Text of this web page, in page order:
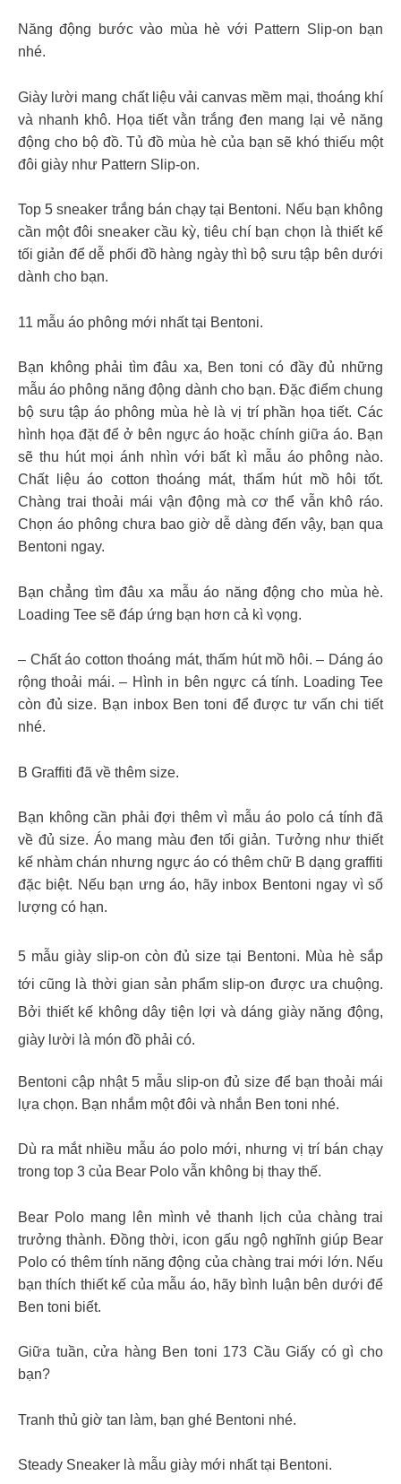
Năng động bước vào mùa hè với Pattern Slip-on bạn
nhé.
Giày lười mang chất liệu vải canvas mềm mại, thoáng khí
và nhanh khô. Họa tiết vằn trắng đen mang lại vẻ năng
động cho bộ đồ. Tủ đồ mùa hè của bạn sẽ khó thiếu một
đôi giày như Pattern Slip-on.
Top 5 sneaker trắng bán chạy tại Bentoni. Nếu bạn không
cần một đôi sneaker cầu kỳ, tiêu chí bạn chọn là thiết kế
tối giản để dễ phối đồ hàng ngày thì bộ sưu tập bên dưới
dành cho bạn.
11 mẫu áo phông mới nhất tại Bentoni.
Bạn không phải tìm đâu xa, Ben toni có đầy đủ những
mẫu áo phông năng động dành cho bạn. Đặc điểm chung
bộ sưu tập áo phông mùa hè là vị trí phần họa tiết. Các
hình họa đặt để ở bên ngực áo hoặc chính giữa áo. Bạn
sẽ thu hút mọi ánh nhìn với bất kì mẫu áo phông nào.
Chất liệu áo cotton thoáng mát, thấm hút mồ hôi tốt.
Chàng trai thoải mái vận động mà cơ thể vẫn khô ráo.
Chọn áo phông chưa bao giờ dễ dàng đến vậy, bạn qua
Bentoni ngay.
Bạn chẳng tìm đâu xa mẫu áo năng động cho mùa hè.
Loading Tee sẽ đáp ứng bạn hơn cả kì vọng.
– Chất áo cotton thoáng mát, thấm hút mồ hôi. – Dáng áo
rộng thoải mái. – Hình in bên ngực cá tính. Loading Tee
còn đủ size. Bạn inbox Ben toni để được tư vấn chi tiết
nhé.
B Graffiti đã về thêm size.
Bạn không cần phải đợi thêm vì mẫu áo polo cá tính đã
về đủ size. Áo mang màu đen tối giản. Tưởng như thiết
kế nhàm chán nhưng ngực áo có thêm chữ B dạng graffiti
đặc biệt. Nếu bạn ưng áo, hãy inbox Bentoni ngay vì số
lượng có hạn.
5 mẫu giày slip-on còn đủ size tại Bentoni. Mùa hè sắp
tới cũng là thời gian sản phẩm slip-on được ưa chuộng.
Bởi thiết kế không dây tiện lợi và dáng giày năng động,
giày lười là món đồ phải có.
Bentoni cập nhật 5 mẫu slip-on đủ size để bạn thoải mái
lựa chọn. Bạn nhắm một đôi và nhắn Ben toni nhé.
Dù ra mắt nhiều mẫu áo polo mới, nhưng vị trí bán chạy
trong top 3 của Bear Polo vẫn không bị thay thế.
Bear Polo mang lên mình vẻ thanh lịch của chàng trai
trưởng thành. Đồng thời, icon gấu ngộ nghĩnh giúp Bear
Polo có thêm tính năng động của chàng trai mới lớn. Nếu
bạn thích thiết kế của mẫu áo, hãy bình luận bên dưới để
Ben toni biết.
Giữa tuần, cửa hàng Ben toni 173 Cầu Giấy có gì cho
bạn?
Tranh thủ giờ tan làm, bạn ghé Bentoni nhé.
Steady Sneaker là mẫu giày mới nhất tại Bentoni.